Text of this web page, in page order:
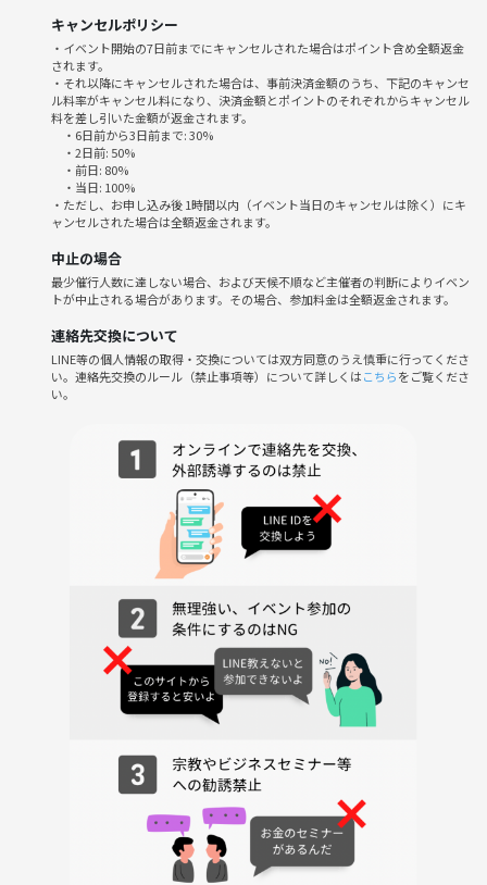
くないと判断した方は、参加をお断りする場合がございます。
キャンセルポリシー
・イベント開始の7日前までにキャンセルされた場合はポイント含め全額返金
されます。
・それ以降にキャンセルされた場合は、事前決済金額のうち、下記のキャンセ
ル料率がキャンセル料になり、決済金額とポイントのそれぞれからキャンセル
料を差し引いた金額が返金されます。
・6日前から3日前まで: 30%
・2日前: 50%
・前日: 80%
・当日: 100%
・ただし、お申し込み後 1時間以内（イベント当日のキャンセルは除く）にキ
ャンセルされた場合は全額返金されます。
中止の場合
最少催行人数に達しない場合、および天候不順など主催者の判断によりイベン
トが中止される場合があります。その場合、参加料金は全額返金されます。
連絡先交換について
LINE等の個人情報の取得・交換については双方同意のうえ慎重に行ってくださ
い。連絡先交換のルール（禁止事項等）について詳しくはこちらをご覧くださ
い。